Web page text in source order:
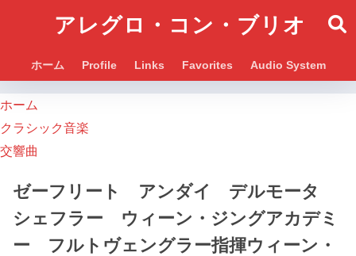
アレグロ・コン・ブリオ
ホーム Profile Links Favorites Audio System
ホーム
クラシック音楽
交響曲
ゼーフリート アンダイ デルモータ
シェフラー ウィーン・ジングアカデミ
ー フルトヴェングラー指揮ウィーン・